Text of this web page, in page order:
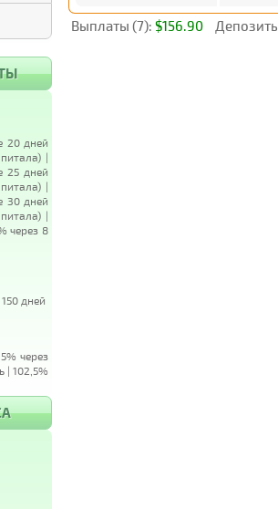
20 дней
|
25 дней
|
30 дней
|
через 8
дней
через
| 102,5%
Выплаты (7): $156.90